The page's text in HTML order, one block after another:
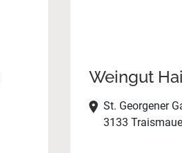
Weingut
St. Georgener
3133